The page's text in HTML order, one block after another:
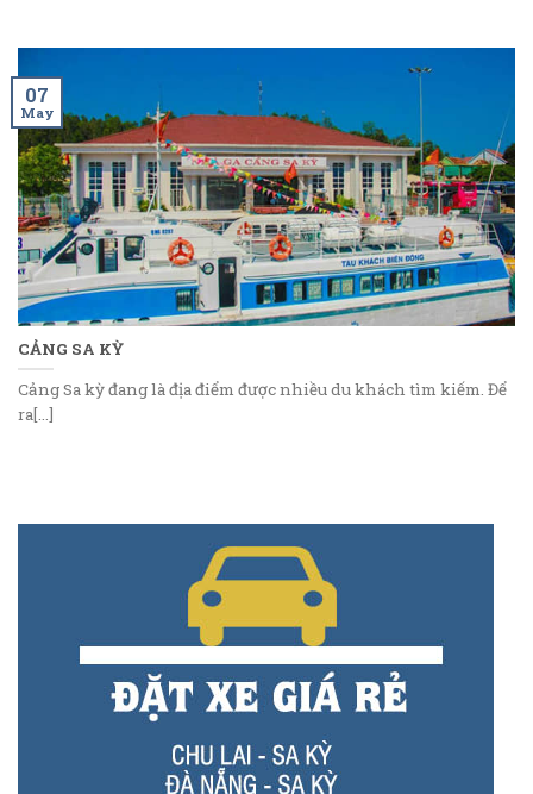
CẢNG SA KỲ
Cảng Sa kỳ đang là địa điểm được nhiều du khách tìm kiếm. Để
ra[...]
07
May